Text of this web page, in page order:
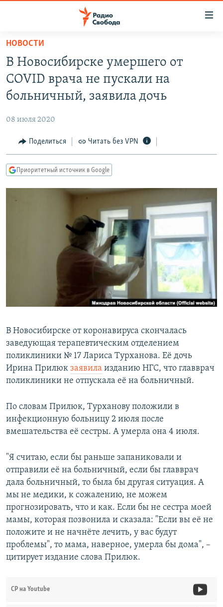
упрощенного
доступа
Вернуться
основному
Вернутся
Вернутся
поиску
АВТОРСКИЕ ПРОЕКТЫ
МНЕНИЯ
КУЛЬТУРА
КАВКАЗ.РЕАЛИИ
РАСПИСАНИЕ ВЕЩАНИЯ
ПОДПИШИТЕСЬ НА РАССЫЛКУ
Все сайты РСЕ/РС
НОВОСТИ
В Новосибирске умершего от
COVID врача не пускали на
больничный, заявила дочь
08 июля 2020
Поделиться Читать без VPN
Приоритетный источник в Google
В Новосибирске от коронавируса скончалась
заведующая терапевтическим отделением
поликлиники № 17 Лариса Турханова. Её дочь
Ирина Прилюк заявила изданию НГС, что главврач
поликлиники не отпускала её на больничный.
По словам Прилюк, Турханову положили в
инфекционную больницу 2 июля после
вмешательства её сестры. А умерла она 4 июля.
"Я считаю, если бы раньше запаниковали и
отправили её на больничный, если бы главврач
дала больничный, то была бы другая ситуация. А
мы не медики, к сожалению, не можем
прогнозировать, что и как. Если бы не сестра моей
мамы, которая позвонила и сказала: "Если вы её не
положите и не начнёте лечить, у вас будут
проблемы", то мама, наверное, умерла бы дома", –
цитирует издание слова Прилюк.
СР на Youtube